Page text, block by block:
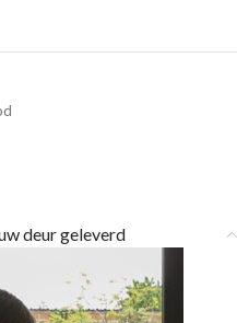
deur geleverd